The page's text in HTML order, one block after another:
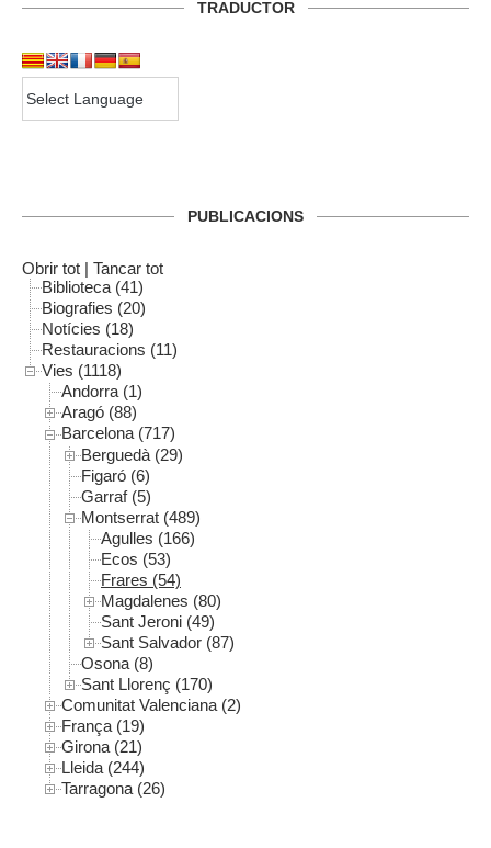
TRADUCTOR
PUBLICACIONS
Obrir tot | Tancar tot
Biblioteca (41)
Biografies (20)
Notícies (18)
Restauracions (11)
Vies (1118)
Andorra (1)
Aragó (88)
Barcelona (717)
Berguedà (29)
Figaró (6)
Garraf (5)
Montserrat (489)
Agulles (166)
Ecos (53)
Frares (54)
Magdalenes (80)
Sant Jeroni (49)
Sant Salvador (87)
Osona (8)
Sant Llorenç (170)
Comunitat Valenciana (2)
França (19)
Girona (21)
Lleida (244)
Tarragona (26)